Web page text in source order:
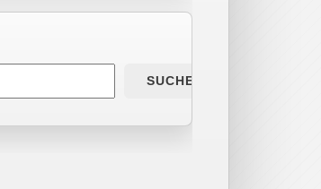
SUCHEN